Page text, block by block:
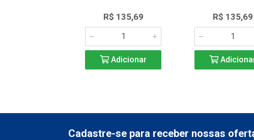
R$ 135,69
Adicionar
R$ 135,69
Cadastre-se para receber nossas